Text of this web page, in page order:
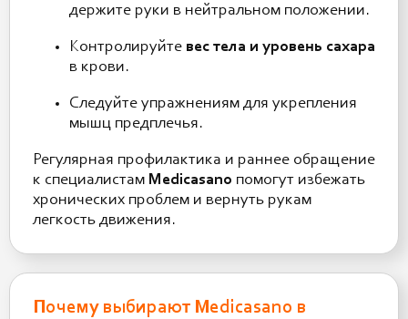
держите руки в нейтральном положении.
Контролируйте вес тела и уровень сахара
в крови.
Следуйте упражнениям для укрепления
мышц предплечья.
Регулярная профилактика и раннее обращение
к специалистам Medicasano помогут избежать
хронических проблем и вернуть рукам
легкость движения.
Почему выбирают Medicasano в